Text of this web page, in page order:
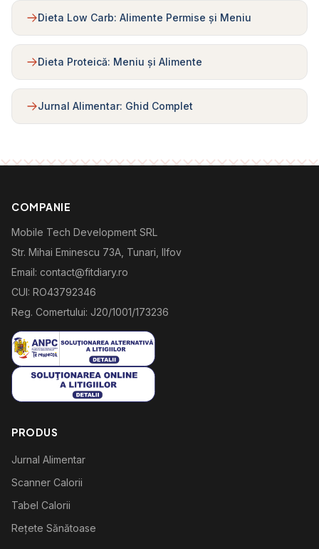
Dieta Low Carb: Alimente Permise și Meniu
Dieta Proteică: Meniu și Alimente
Jurnal Alimentar: Ghid Complet
COMPANIE
Mobile Tech Development SRL
Str. Mihai Eminescu 73A, Tunari, Ilfov
Email: contact@fitdiary.ro
CUI: RO43792346
Reg. Comertului: J20/1001/173236
PRODUS
Jurnal Alimentar
Scanner Calorii
Tabel Calorii
Rețete Sănătoase